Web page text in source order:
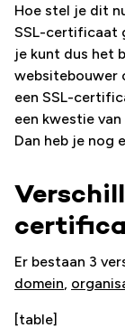
Hoe stel je dit
SSL-certificaat
je kunt dus het
websitebouwer
een SSL-
een kwestie
Dan heb je nog
Er bestaan 3
domein
[table]